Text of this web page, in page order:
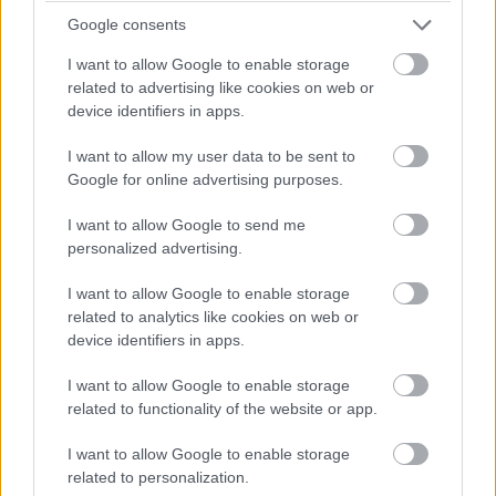
Google consents
I want to allow Google to enable storage
related to advertising like cookies on web or
device identifiers in apps.
I want to allow my user data to be sent to
Google for online advertising purposes.
I want to allow Google to send me
personalized advertising.
I want to allow Google to enable storage
related to analytics like cookies on web or
device identifiers in apps.
I want to allow Google to enable storage
related to functionality of the website or app.
I want to allow Google to enable storage
related to personalization.
büntetést kap, mert kipörgette a kerekét a bokszban! A
csapatvezető bakija a Le Mans-i kategóriagyőzelembe
kerülhet!
Negyven másodperc! Óriási tempóban közelít
Bergmeister, de a Keating következő, egyben utolsó kiállása
után valószínűleg beül majd a kétszeres Porsche Szuperkupa-,
illetve egyszeres Le Mans-i kategóriagyőztes Jeroen
Az éllovas Signatechbe visszaült Pierre Thiriet. Azóta
már el is telt a hiányzó hét másodperce... A francia úrvezető
(azok közül viszont az egyik legjobb) a Le Mans-győzelem és
a vb-cím felé viszi a #36-os autót, de egy hibával mindkettőt
elbukhatják.